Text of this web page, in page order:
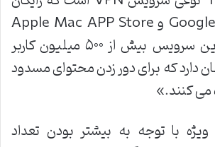
در Google Play Store و Apple Mac APP Store
عرضه می شود. این سرویس بیش از ۵۰۰ میلیون کاربر
دارد که برای دور زدن محتوای مسدود
می کنند.»
با توجه به بیشتر بودن تعداد